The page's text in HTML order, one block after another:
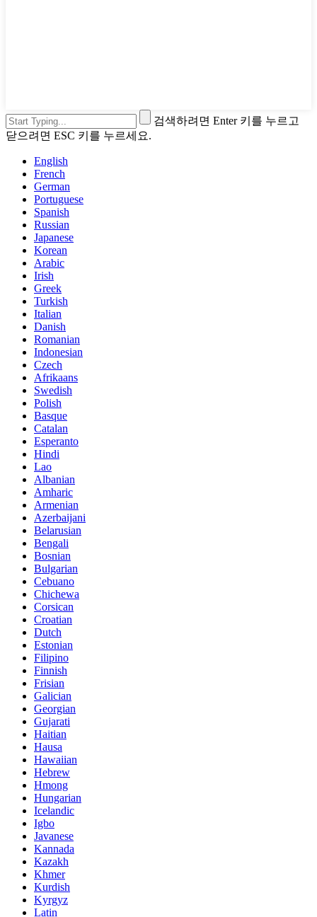
검색하려면 Enter 키를 누르고
닫으려면 ESC 키를 누르세요.
English
French
German
Portuguese
Spanish
Russian
Japanese
Korean
Arabic
Irish
Greek
Turkish
Italian
Danish
Romanian
Indonesian
Czech
Afrikaans
Swedish
Polish
Basque
Catalan
Esperanto
Hindi
Lao
Albanian
Amharic
Armenian
Azerbaijani
Belarusian
Bengali
Bosnian
Bulgarian
Cebuano
Chichewa
Corsican
Croatian
Dutch
Estonian
Filipino
Finnish
Frisian
Galician
Georgian
Gujarati
Haitian
Hausa
Hawaiian
Hebrew
Hmong
Hungarian
Icelandic
Igbo
Javanese
Kannada
Kazakh
Khmer
Kurdish
Kyrgyz
Latin